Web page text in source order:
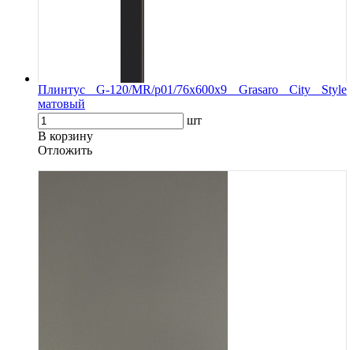
Плинтус G-120/MR/p01/76x600x9 Grasaro City Style
матовый
шт
В корзину
Oтложить